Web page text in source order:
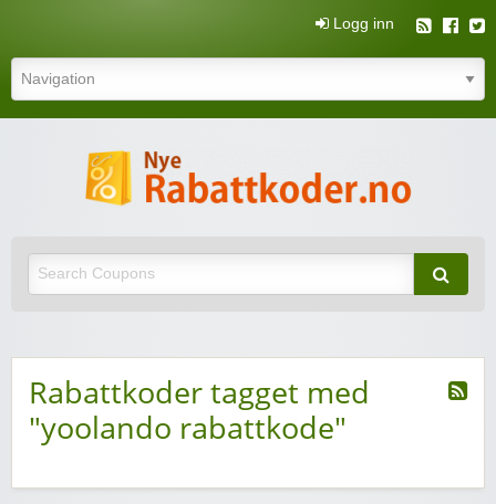
Logg inn
Rabattkoder tagget med
"yoolando rabattkode"